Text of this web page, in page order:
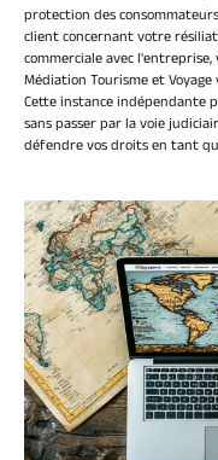
protection des
client concernant votre
commerciale avec
Médiation Tourisme et
Cette instance indépendante
sans passer par la voie
défendre vos droits en tant